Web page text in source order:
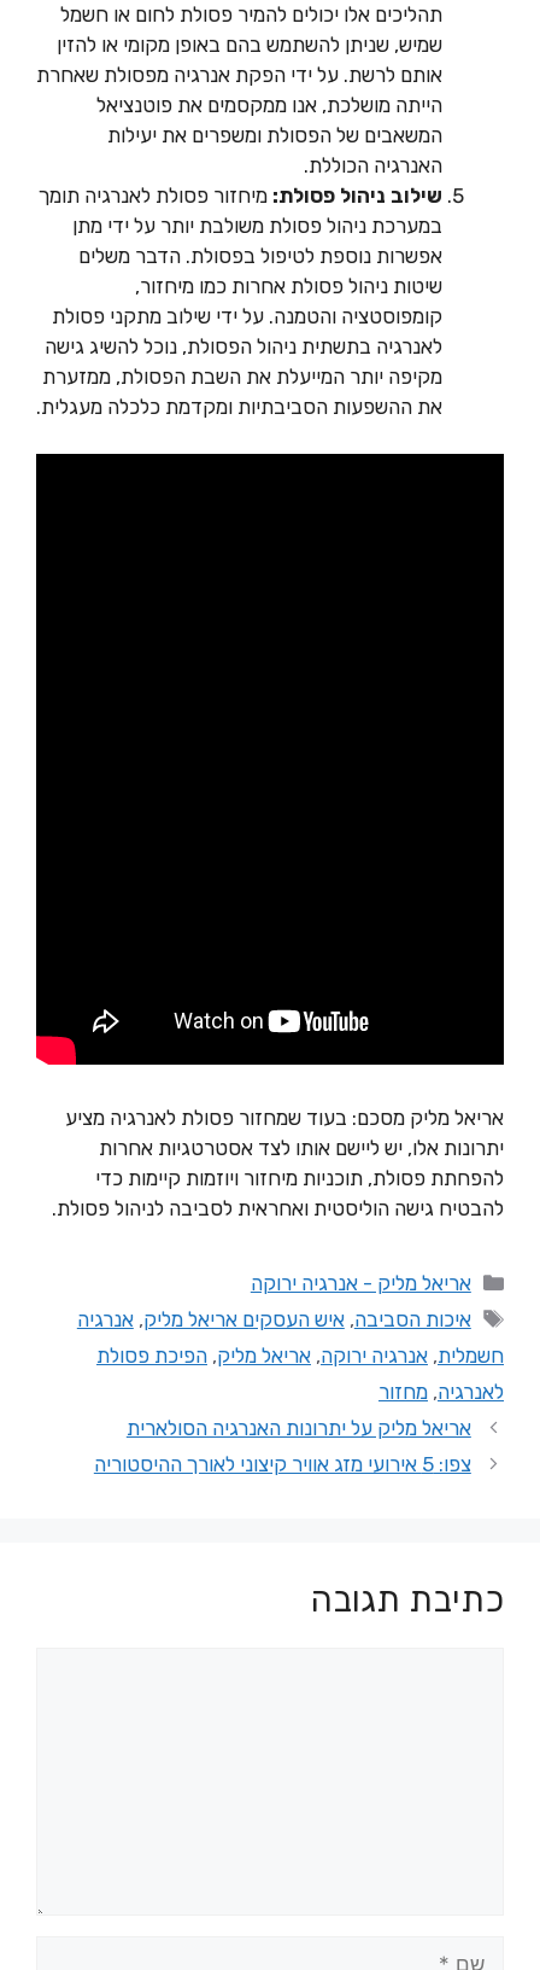
תהליכים אלו יכולים להמיר פסולת לחום או חשמל
שמיש, שניתן להשתמש בהם באופן מקומי או להזין
אותם לרשת. על ידי הפקת אנרגיה מפסולת שאחרת
הייתה מושלכת, אנו ממקסמים את פוטנציאל
המשאבים של הפסולת ומשפרים את יעילות
האנרגיה הכוללת.
שילוב ניהול פסולת: מיחזור פסולת לאנרגיה תומך
במערכת ניהול פסולת משולבת יותר על ידי מתן
אפשרות נוספת לטיפול בפסולת. הדבר משלים
שיטות ניהול פסולת אחרות כמו מיחזור,
קומפוסטציה והטמנה. על ידי שילוב מתקני פסולת
לאנרגיה בתשתית ניהול הפסולת, נוכל להשיג גישה
מקיפה יותר המייעלת את השבת הפסולת, ממזערת
את ההשפעות הסביבתיות ומקדמת כלכלה מעגלית.
אריאל מליק מסכם: בעוד שמחזור פסולת לאנרגיה מציע
יתרונות אלו, יש ליישם אותו לצד אסטרטגיות אחרות
להפחתת פסולת, תוכניות מיחזור ויוזמות קיימות כדי
להבטיח גישה הוליסטית ואחראית לסביבה לניהול פסולת.
אריאל מליק - אנרגיה ירוקה
איכות הסביבה,איש העסקים אריאל מליק,אנרגיה
חשמלית, אנרגיה ירוקה, אריאל מליק, הפיכת פסולת
לאנרגיה, מחזור
אריאל מליק על יתרונות האנרגיה הסולארית
צפו: 5 אירועי מזג אוויר קיצוני לאורך ההיסטוריה
כתיבת תגובה